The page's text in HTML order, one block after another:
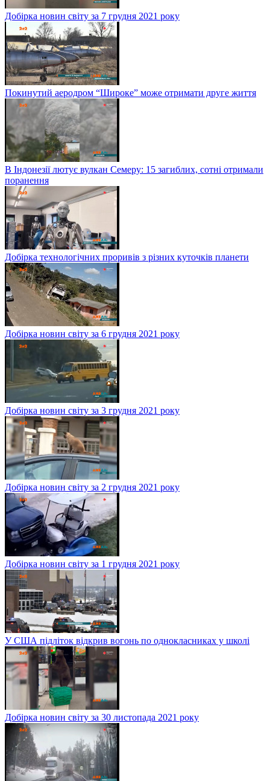
Добірка новин світу за 7 грудня 2021 року
Покинутий аеродром “Широке” може отримати друге життя
В Індонезії лютує вулкан Семеру: 15 загиблих, сотні отримали
поранення
Добірка технологічних проривів з різних куточків планети
Добірка новин світу за 6 грудня 2021 року
Добірка новин світу за 3 грудня 2021 року
Добірка новин світу за 2 грудня 2021 року
Добірка новин світу за 1 грудня 2021 року
У США підліток відкрив вогонь по однокласниках у школі
Добірка новин світу за 30 листопада 2021 року